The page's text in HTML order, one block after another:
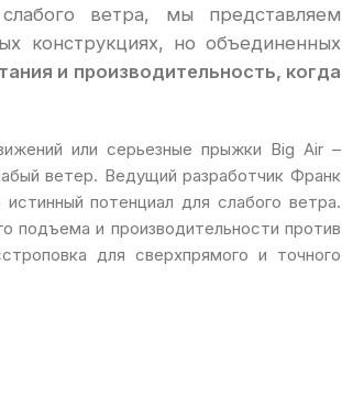
ветра, мы представляем
конструкциях, но объединенных
и производительность, когда
или серьезные прыжки Big Air –
ветер. Ведущий разработчик Франк
потенциал для слабого ветра.
подъема и производительности против
для сверхпрямого и точного